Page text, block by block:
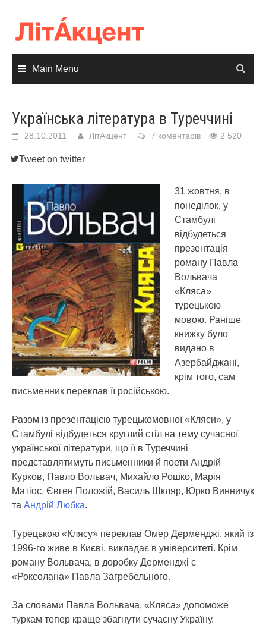
content
Main Menu
Українська література в Туреччині
28.10.2011 ЛітАкцент 7 коментарів 2 520
Tweet on twitter
31 жовтня, в
понеділок, у
Стамбулі
відбудеться
презентація
роману Павла
Вольвача
«Кляса»
турецькою
мовою. Раніше
книжку було
видано в
Азербайджані,
крім того, сам
письменник переклав її російською.
Разом із презентацією турецькомовної «Кляси», у
Стамбулі відбудеться круглий стіл на тему сучасної
української літератури, що її в Туреччині
представлятимуть письменники й поети Андрій
Курков, Павло Вольвач, Михайло Рошко, Марія
Матіос, Євген Положій, Василь Шкляр, Юрко Винничук
та Андрій Любка.
Турецькою «Клясу» переклав Омер Дерменджі, який із
1996-го живе в Києві, викладає в університеті. Крім
роману Вольвача, в доробку Дерменджі є
«Роксолана» Павла Загребельного.
За словами Павла Вольвача, «Кляса» допоможе
туркам тепер краще збагнути сучасну Україну.